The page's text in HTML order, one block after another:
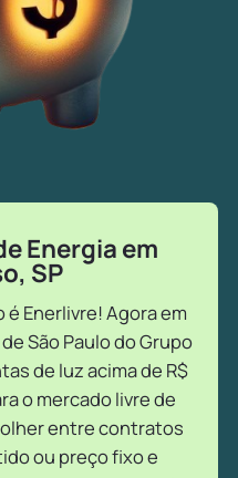
Energia em
SP
é Enerlivre! Agora em
São Paulo do Grupo
de luz acima de R$
o mercado livre de
entre contratos
ou preço fixo e